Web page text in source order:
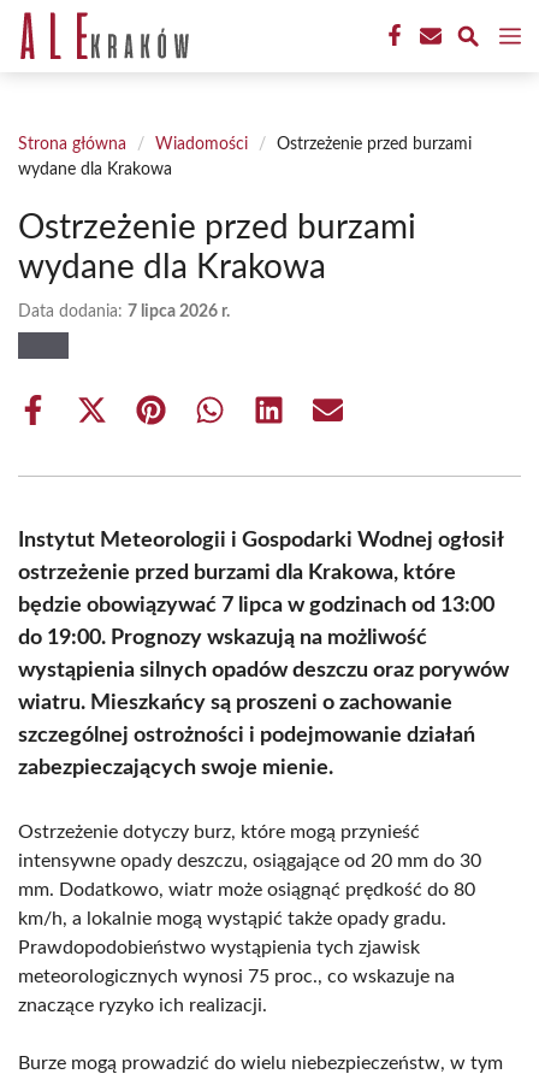
Przejdź
treści
Strona główna / Wiadomości /
Ostrzeżenie przed burzami
wydane dla Krakowa
Ostrzeżenie przed burzami
wydane dla Krakowa
Data dodania: 7 lipca 2026 r.
Share
Share
(Twitter)
Share Share Share Share
Instytut Meteorologii i Gospodarki Wodnej ogłosił
ostrzeżenie przed burzami dla Krakowa, które
będzie obowiązywać 7 lipca w godzinach od 13:00
do 19:00. Prognozy wskazują na możliwość
wystąpienia silnych opadów deszczu oraz porywów
wiatru. Mieszkańcy są proszeni o zachowanie
szczególnej ostrożności i podejmowanie działań
zabezpieczających swoje mienie.
Ostrzeżenie dotyczy burz, które mogą przynieść
intensywne opady deszczu, osiągające od 20 mm do 30
mm. Dodatkowo, wiatr może osiągnąć prędkość do 80
km/h, a lokalnie mogą wystąpić także opady gradu.
Prawdopodobieństwo wystąpienia tych zjawisk
meteorologicznych wynosi 75 proc., co wskazuje na
znaczące ryzyko ich realizacji.
Burze mogą prowadzić do wielu niebezpieczeństw, w tym